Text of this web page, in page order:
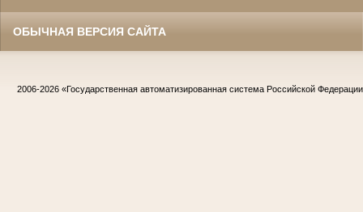
ОБЫЧНАЯ ВЕРСИЯ САЙТА
2006-2026 «Государственная автоматизированная система Российской